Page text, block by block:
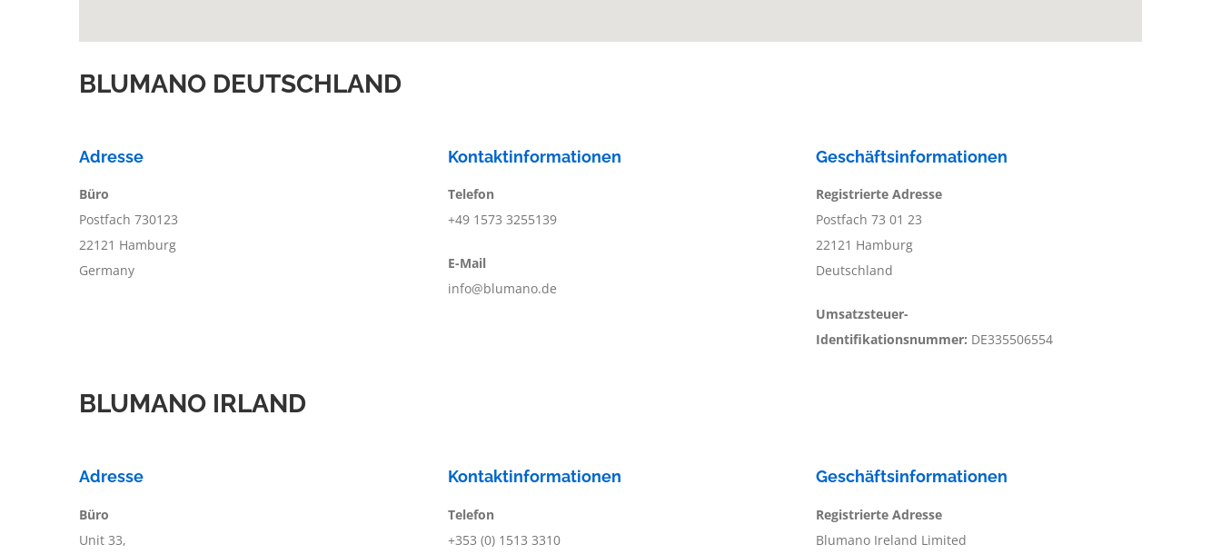
BLUMANO DEUTSCHLAND
Adresse
Büro
Postfach 730123
22121 Hamburg
Germany
Kontaktinformationen
Telefon
+49 1573 3255139
E-Mail
info@blumano.de
Geschäftsinformationen
Registrierte Adresse
Postfach 73 01 23
22121 Hamburg
Deutschland
Umsatzsteuer-
Identifikationsnummer: DE335506554
BLUMANO IRLAND
Adresse
Büro
Unit 33,
Kontaktinformationen
Telefon
+353 (0) 1513 3310
Geschäftsinformationen
Registrierte Adresse
Blumano Ireland Limited